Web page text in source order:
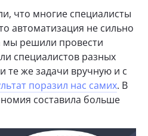
что многие специалисты
автоматизация не сильно
мы решили провести
специалистов разных
те же задачи вручную и с
поразил нас самих. В
составила больше